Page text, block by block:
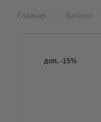
Главная Каталог
доп. -15%